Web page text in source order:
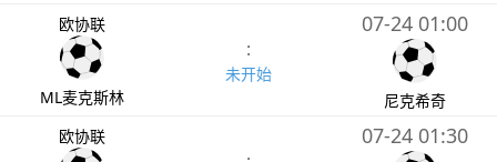
欧协联
ML麦克斯林
:
未开始
07-24 01:00
尼克希奇
欧协联
07-24 01:30